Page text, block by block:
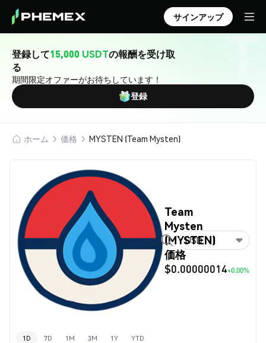
サインアップ
登録して15,000 USDTの報酬を受け取
る
期間限定オファーがお待ちしています！
登録
ホーム 価格 MYSTEN (Team Mysten)
Team
Mysten
(MYSTEN)
価格
$0.00000014+0.00%
USD
1D 7D 1M 3M 1Y YTD